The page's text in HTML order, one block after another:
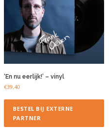
‘En nu eerlijk!’ – vinyl
€39,40
BESTEL BIJ EXTERNE
PARTNER